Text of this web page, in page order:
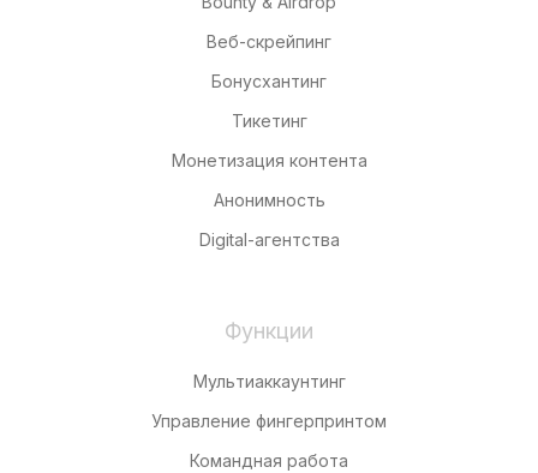
Веб-скрейпинг
Бонусхантинг
Тикетинг
Монетизация контента
Анонимность
Digital-агентства
Функции
Мультиаккаунтинг
Управление фингерпринтом
Командная работа